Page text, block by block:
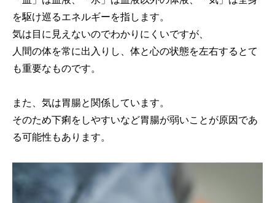
を駆け巡るエネルギーを指します。
気は目に見えないのでわかりにくいですが、
人間の体を常に出入りし、体と心の状態を左右するとて
も重要なものです。
また、気は胃腸と関係しています。
そのため下痢をしやすいなど胃腸が弱いことが原因であ
る可能性もあります。